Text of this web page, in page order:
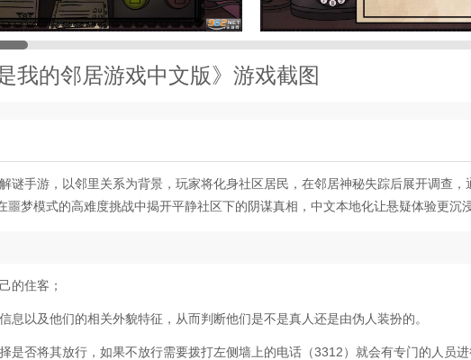
我的邻居游戏中文版》游戏截图
谜手游，以邻里关系为背景，玩家将化身社区居民，在邻居神秘失踪后展开调查，
噩梦模式的高难度挑战中揭开平静社区下的阴谋真相，中文本地化让悬疑体验更沉
的住客；
息以及他们的相关外貌特征，从而判断他们是不是真人还是由伪人装扮的。
是否将其放行，如果不放行需要拨打左侧墙上的电话（3312）就会有专门的人员